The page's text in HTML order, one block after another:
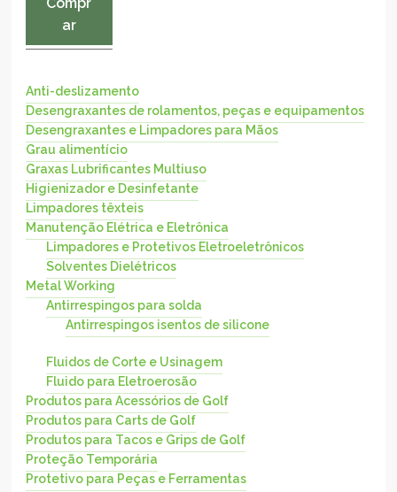
ar
Anti-deslizamento
Desengraxantes de rolamentos, peças e equipamentos
Desengraxantes e Limpadores para Mãos
Grau alimentício
Graxas Lubrificantes Multiuso
Higienizador e Desinfetante
Limpadores têxteis
Manutenção Elétrica e Eletrônica
Limpadores e Protetivos Eletroeletrônicos
Solventes Dielétricos
Metal Working
Antirrespingos para solda
Antirrespingos isentos de silicone
Fluidos de Corte e Usinagem
Fluido para Eletroerosão
Produtos para Acessórios de Golf
Produtos para Carts de Golf
Produtos para Tacos e Grips de Golf
Proteção Temporária
Protetivo para Peças e Ferramentas